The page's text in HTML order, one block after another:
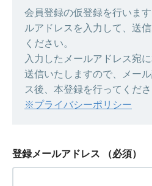
会員登録の仮登録を行いま
ルアドレスを入力して、送
ください。
入力したメールアドレス宛
送信いたしますので、メー
ス後、本登録を行ってくださ
※プライバシーポリシー
登録メールアドレス （必須）